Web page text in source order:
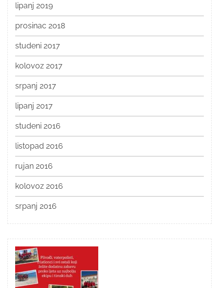
lipanj 2019
prosinac 2018
studeni 2017
kolovoz 2017
srpanj 2017
lipanj 2017
studeni 2016
listopad 2016
rujan 2016
kolovoz 2016
srpanj 2016